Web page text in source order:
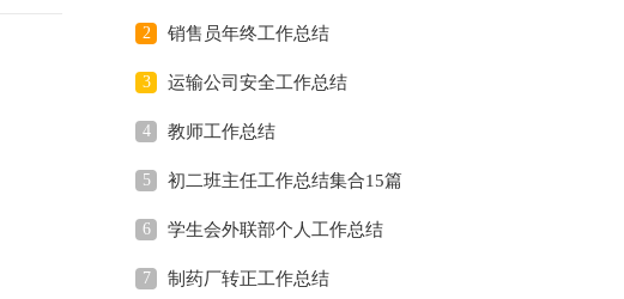
2 销售员年终工作总结
3 运输公司安全工作总结
4 教师工作总结
5 初二班主任工作总结集合15篇
6 学生会外联部个人工作总结
7 制药厂转正工作总结